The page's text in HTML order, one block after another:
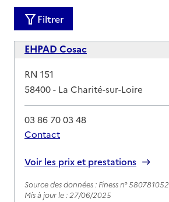
Filtrer
EHPAD Cosac
Adresse
RN 151
58400- La Charité-sur-Loire
03 86 70 03 48
Contact
Voir les prix et prestations
Source des données : Finess n° 580781052
Mis à jour le : 27/06/2025